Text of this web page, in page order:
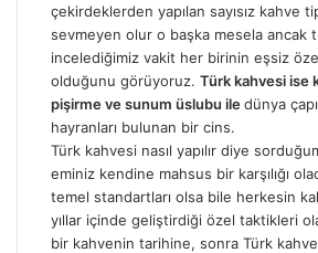
çekirdeklerden yapılan sayısız kahve
sevmeyen olur o başka mesela ancak
incelediğimiz vakit her birinin eşsiz
olduğunu görüyoruz. Türk kahvesi ise
pişirme ve sunum üslubu iledünya
hayranları bulunan bir cins.
Türk kahvesi nasıl yapılır diye
eminiz kendine mahsus bir karşılığı
temel standartları olsa bile herkesin
yıllar içinde geliştirdiği özel taktikleri
bir kahvenin tarihine, sonra Türk